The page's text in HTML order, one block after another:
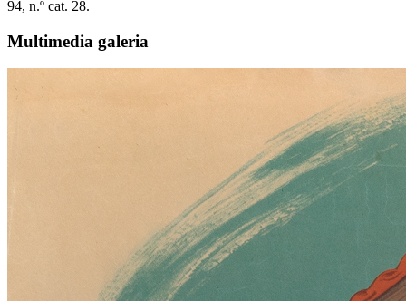
94, n.º cat. 28.
Multimedia galeria